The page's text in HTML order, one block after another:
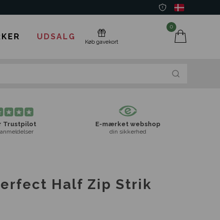
UDSALG
0
Køb gavekort
Trustpilot E-mærket webshop
din sikkerhed
Half Zip Strik